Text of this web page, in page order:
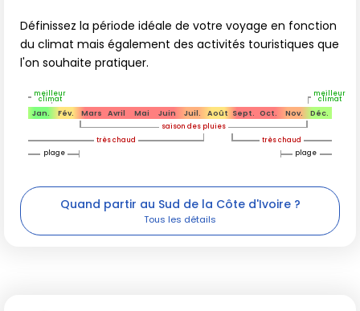
Définissez la période idéale de votre voyage en fonction
du climat mais également des activités touristiques que
l'on souhaite pratiquer.
meilleur
climat
meilleur
climat
Jan. Fév. Mars Avril Mai Juin Juil. Août Sept. Oct. Nov. Déc.
saison des pluies
très chaud
très chaud
plage
plage
Quand partir au Sud de la Côte d'Ivoire ?